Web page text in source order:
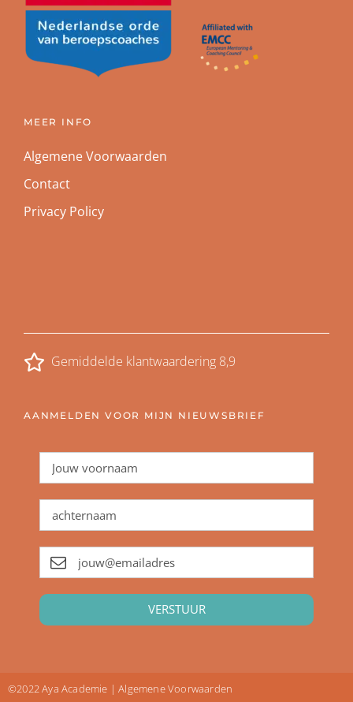
MEER INFO
Algemene Voorwaarden
Contact
Privacy Policy
Gemiddelde klantwaardering 8,9
AANMELDEN VOOR MIJN NIEUWSBRIEF
VERSTUUR
©2022 Aya Academie | Algemene Voorwaarden